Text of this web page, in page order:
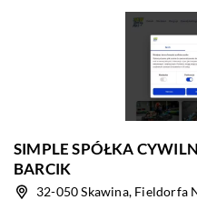
SIMPLE SPÓŁKA
BARCIK
32-050 Skawina, Fieldorfa